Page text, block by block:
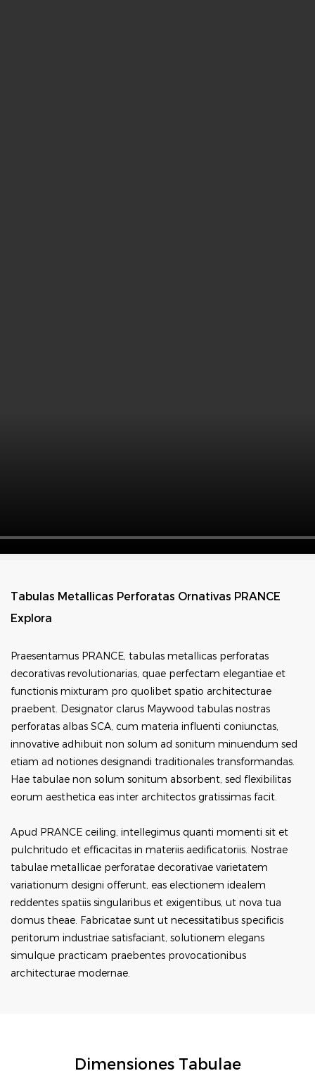
Tabulas Metallicas Perforatas Ornativas PRANCE
Explora
Praesentamus PRANCE, tabulas metallicas perforatas
decorativas revolutionarias, quae perfectam elegantiae et
functionis mixturam pro quolibet spatio architecturae
praebent. Designator clarus Maywood tabulas nostras
perforatas albas SCA, cum materia influenti coniunctas,
innovative adhibuit non solum ad sonitum minuendum sed
etiam ad notiones designandi traditionales transformandas.
Hae tabulae non solum sonitum absorbent, sed flexibilitas
eorum aesthetica eas inter architectos gratissimas facit.
Apud PRANCE ceiling, intellegimus quanti momenti sit et
pulchritudo et efficacitas in materiis aedificatoriis. Nostrae
tabulae metallicae perforatae decorativae varietatem
variationum designi offerunt, eas electionem idealem
reddentes spatiis singularibus et exigentibus, ut nova tua
domus theae. Fabricatae sunt ut necessitatibus specificis
peritorum industriae satisfaciant, solutionem elegans
simulque practicam praebentes provocationibus
architecturae modernae.
Dimensiones Tabulae